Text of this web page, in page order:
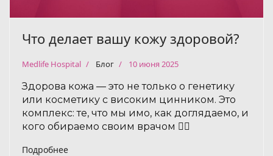
Что делает вашу кожу здоровой?
Medlife Hospital Блог 10 июня 2025
Здорова кожа — это не только о генетику
или косметику с високим цинником. Это
комплекс: те, что мы имо, как доглядаемо, и
кого обираемо своим врачом 👩‍⚕️
Подробнее